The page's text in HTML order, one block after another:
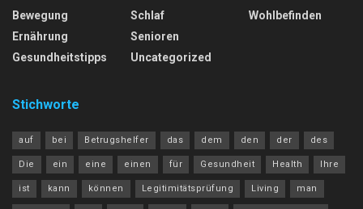
Bewegung
Ernährung
Gesundheitstipps
Schlaf
Senioren
Uncategorized
Wohlbefinden
Stichworte
auf bei Betrugshelfer das dem den der des
Die ein eine einen für Gesundheit Health Ihre
ist kann können Legitimitätsprüfung Living man